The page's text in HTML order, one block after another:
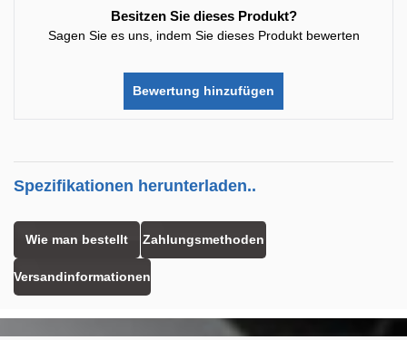
Besitzen Sie dieses Produkt?
Sagen Sie es uns, indem Sie dieses Produkt bewerten
Bewertung hinzufügen
Spezifikationen herunterladen..
Wie man bestellt Zahlungsmethoden
Versandinformationen